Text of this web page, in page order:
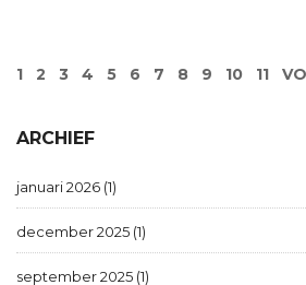
1 2 3 4 5 6 7 8 9 10 11
ARCHIEF
januari 2026 (1)
december 2025 (1)
september 2025 (1)